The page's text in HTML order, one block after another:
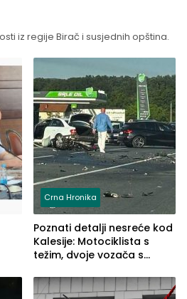
iz regije Birač i susjednih opština.
Crna Hronika
Poznati detalji nesreće kod
Kalesije: Motociklista s
težim, dvoje vozača s